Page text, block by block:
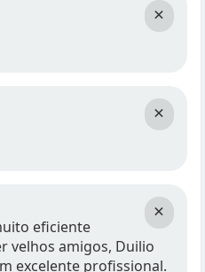
×
×
×
eficiente
velhos amigos, Duilio
excelente profissional.